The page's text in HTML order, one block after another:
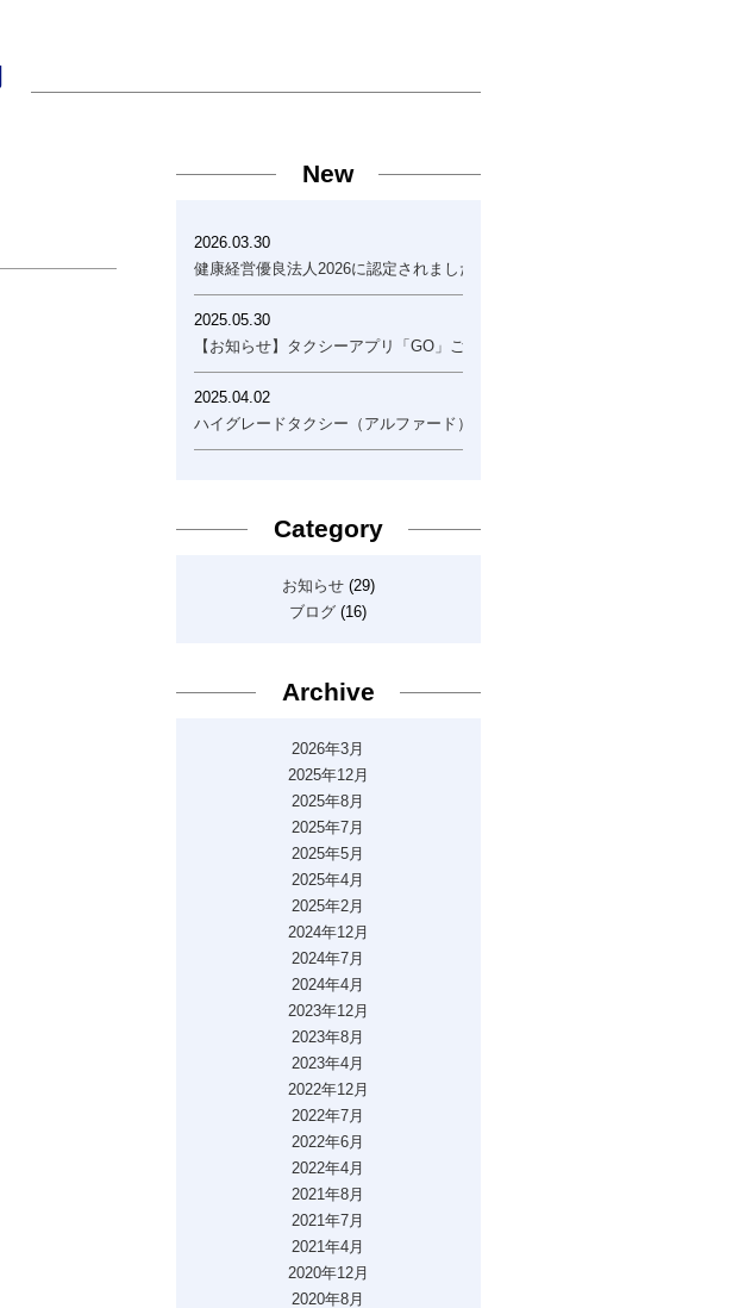
New
2026.03.30
健康経営優良法人2026に認定されました！
2025.05.30
【お知らせ】タクシーアプリ「GO」ご利用開始について
2025.04.02
ハイグレードタクシー（アルファード）運行開始のお知らせ
Category
お知らせ(29)
ブログ (16)
Archive
2026年3月
2025年12月
2025年8月
2025年7月
2025年5月
2025年4月
2025年2月
2024年12月
2024年7月
2024年4月
2023年12月
2023年8月
2023年4月
2022年12月
2022年7月
2022年6月
2022年4月
2021年8月
2021年7月
2021年4月
2020年12月
2020年8月